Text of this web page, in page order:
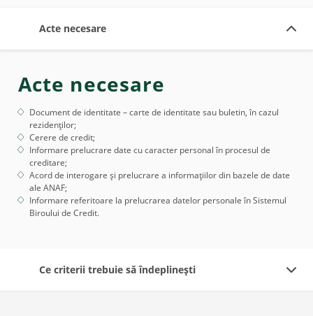
Acte necesare
Acte necesare
Document de identitate – carte de identitate sau buletin, în cazul
rezidenților;
Cerere de credit;
Informare prelucrare date cu caracter personal în procesul de
creditare;
Acord de interogare și prelucrare a informațiilor din bazele de date
ale ANAF;
Informare referitoare la prelucrarea datelor personale în Sistemul
Biroului de Credit.
Ce criterii trebuie să îndeplinești